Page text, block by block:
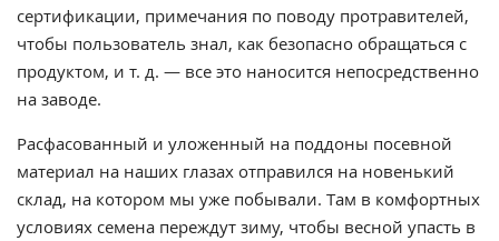
сертификации, примечания по поводу протравителей,
чтобы пользователь знал, как безопасно обращаться с
продуктом, и т. д. — все это наносится непосредственно
на заводе.
Расфасованный и уложенный на поддоны посевной
материал на наших глазах отправился на новенький
склад, на котором мы уже побывали. Там в комфортных
условиях семена переждут зиму, чтобы весной упасть в